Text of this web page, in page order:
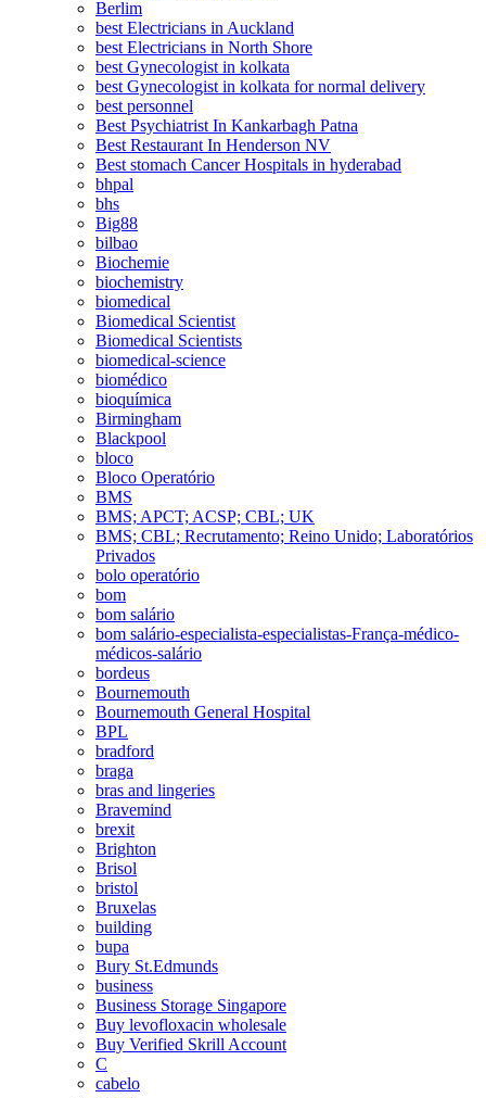
Berlim
best Electricians in Auckland
best Electricians in North Shore
best Gynecologist in kolkata
best Gynecologist in kolkata for normal delivery
best personnel
Best Psychiatrist In Kankarbagh Patna
Best Restaurant In Henderson NV
Best stomach Cancer Hospitals in hyderabad
bhpal
bhs
Big88
bilbao
Biochemie
biochemistry
biomedical
Biomedical Scientist
Biomedical Scientists
biomedical-science
biomédico
bioquímica
Birmingham
Blackpool
bloco
Bloco Operatório
BMS
BMS; APCT; ACSP; CBL; UK
BMS; CBL; Recrutamento; Reino Unido; Laboratórios
Privados
bolo operatório
bom
bom salário
bom salário-especialista-especialistas-França-médico-
médicos-salário
bordeus
Bournemouth
Bournemouth General Hospital
BPL
bradford
braga
bras and lingeries
Bravemind
brexit
Brighton
Brisol
bristol
Bruxelas
building
bupa
Bury St.Edmunds
business
Business Storage Singapore
Buy levofloxacin wholesale
Buy Verified Skrill Account
C
cabelo